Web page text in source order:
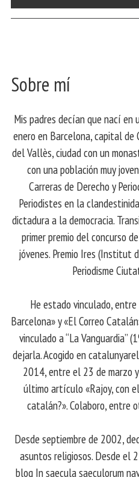
Sobre mí
Mis padres decían que nací en
enero en Barcelona, ​​capital de
del Vallès, ciudad con un
con una población muy
Carreras de Derecho y
Periodistes en la
dictadura a la democracia.
primer premio del concurso
jóvenes. Premio Ires (Institut
Periodisme
He estado vinculado,
Barcelona» y «El Correo
vinculado a “La Vanguardia”
dejarla. Acogido en
2014, entre el 23 de marzo
último artículo «Rajoy, con
catalán?». Colaboro, entre
Desde septiembre de 2002,
asuntos religiosos. Desde el
blog In saecula saeculorum